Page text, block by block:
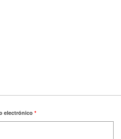
electrónico*